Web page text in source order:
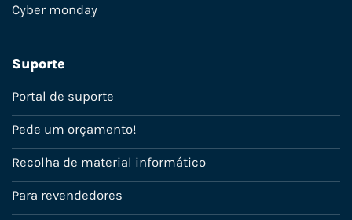
Cyber monday
Suporte
Portal de suporte
Pede um orçamento!
Recolha de material informático
Para revendedores